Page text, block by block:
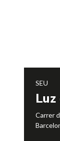
SEU
Luz
Carrer